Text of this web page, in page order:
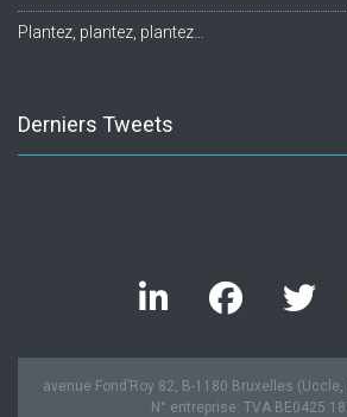
Plantez, plantez, plantez…
Derniers Tweets
avenue Fond’Roy 82, B-1180 Bruxelles
N° entreprise: TVA